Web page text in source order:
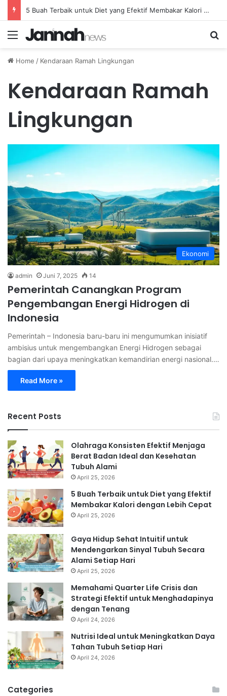
5 Buah Terbaik untuk Diet yang Efektif Membakar Kalori dengan Lebih Cepat
Menu
Home / Kendaraan Ramah Lingkungan
Kendaraan Ramah
Lingkungan
Ekonomi
admin Juni 7, 2025 14
Pemerintah Canangkan Program
Pengembangan Energi Hidrogen di
Indonesia
Pemerintah – Indonesia baru-baru ini mengumumkan inisiatif
ambisius untuk mengembangkan Energi Hidrogen sebagai
bagian dari upaya meningkatkan kemandirian energi nasional.…
Read More »
Recent Posts
Olahraga Konsisten Efektif Menjaga
Berat Badan Ideal dan Kesehatan
Tubuh Alami
April 25, 2026
5 Buah Terbaik untuk Diet yang Efektif
Membakar Kalori dengan Lebih Cepat
April 25, 2026
Gaya Hidup Sehat Intuitif untuk
Mendengarkan Sinyal Tubuh Secara
Alami Setiap Hari
April 25, 2026
Memahami Quarter Life Crisis dan
Strategi Efektif untuk Menghadapinya
dengan Tenang
April 24, 2026
Nutrisi Ideal untuk Meningkatkan Daya
Tahan Tubuh Setiap Hari
April 24, 2026
Categories